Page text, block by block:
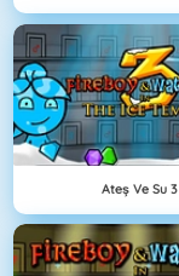
Ateş Ve Su 3